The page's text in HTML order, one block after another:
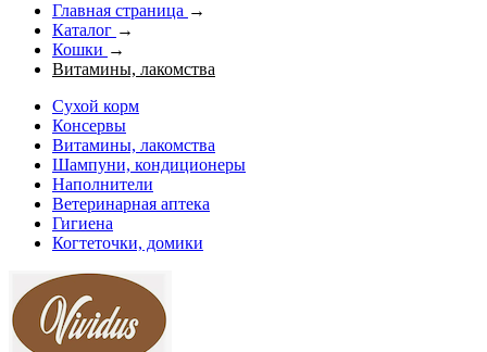
Главная страница →
Каталог →
Кошки →
Витамины, лакомства
Сухой корм
Консервы
Витамины, лакомства
Шампуни, кондиционеры
Наполнители
Ветеринарная аптека
Гигиена
Когтеточки, домики